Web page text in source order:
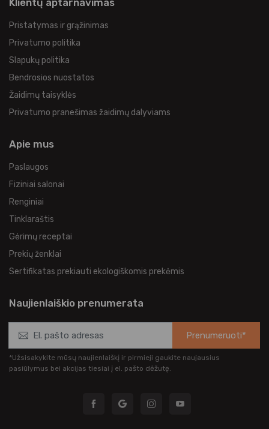
Klientų aptarnavimas
Pristatymas ir grąžinimas
Privatumo politika
Slapukų politika
Bendrosios nuostatos
Žaidimų taisyklės
Privatumo pranešimas žaidimų dalyviams
Apie mus
Paslaugos
Fiziniai salonai
Renginiai
Tinklaraštis
Gėrimų receptai
Prekių ženklai
Sertifikatas prekiauti ekologiškomis prekėmis
Naujienlaiškio prenumerata
Prenumeruoti*
*Užsisakykite mūsų naujienlaiškį ir pirmieji gaukite naujausius
pasiūlymus bei akcijas tiesiai į el. pašto dėžutę.